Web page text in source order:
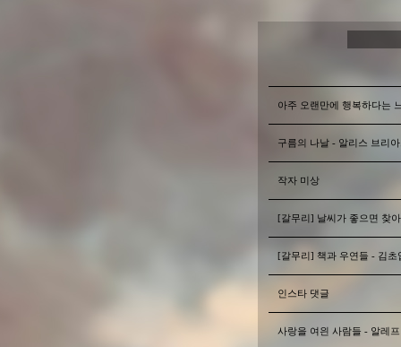
아주 오랜만에 행복하다는
구름의 나날 - 알리스 브리
작자 미상
[갈무리] 날씨가 좋으면 찾
[갈무리] 책과 우연들 - 김초
인스타 댓글
사랑을 여읜 사람들 - 알레프